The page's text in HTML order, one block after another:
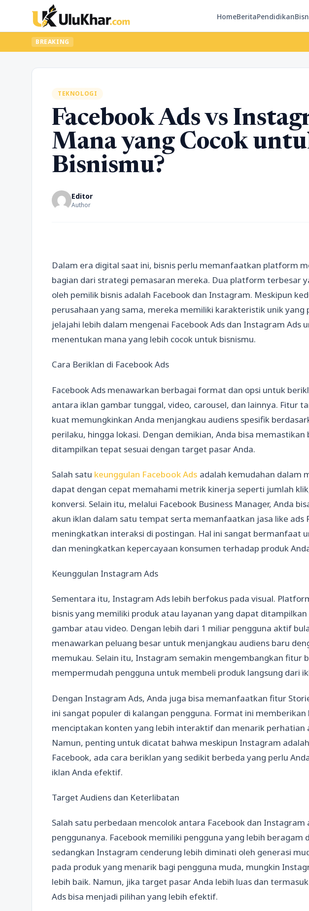
HomeBeritaPendidikan
BREAKING
TEKNOLOGI
Facebook Ads vs
Mana yang Cocok
Bisnismu?
Editor
Author
Dalam era digital saat ini, bisnis perlu memanfaatkan platform
bagian dari strategi pemasaran mereka. Dua platform terbesar
oleh pemilik bisnis adalah Facebook dan Instagram. Meskipun
perusahaan yang sama, mereka memiliki karakteristik unik yang
jelajahi lebih dalam mengenai Facebook Ads dan Instagram Ads
menentukan mana yang lebih cocok untuk bisnismu.
Cara Beriklan di Facebook Ads
Facebook Ads menawarkan berbagai format dan opsi untuk
antara iklan gambar tunggal, video, carousel, dan lainnya. Fitur
kuat memungkinkan Anda menjangkau audiens spesifik
perilaku, hingga lokasi. Dengan demikian, Anda bisa memastikan
ditampilkan tepat sesuai dengan target pasar Anda.
Salah satu keunggulan Facebook Ads adalah kemudahan dalam
dapat dengan cepat memahami metrik kinerja seperti jumlah
konversi. Selain itu, melalui Facebook Business Manager, Anda
akun iklan dalam satu tempat serta memanfaatkan jasa like ads
meningkatkan interaksi di postingan. Hal ini sangat bermanfaat
dan meningkatkan kepercayaan konsumen terhadap produk
Keunggulan Instagram Ads
Sementara itu, Instagram Ads lebih berfokus pada visual.
bisnis yang memiliki produk atau layanan yang dapat
gambar atau video. Dengan lebih dari 1 miliar pengguna aktif
menawarkan peluang besar untuk menjangkau audiens baru
memukau. Selain itu, Instagram semakin mengembangkan fitur
mempermudah pengguna untuk membeli produk langsung dari
Dengan Instagram Ads, Anda juga bisa memanfaatkan fitur
ini sangat populer di kalangan pengguna. Format ini
menciptakan konten yang lebih interaktif dan menarik perhatian
Namun, penting untuk dicatat bahwa meskipun Instagram
Facebook, ada cara beriklan yang sedikit berbeda yang perlu
iklan Anda efektif.
Target Audiens dan Keterlibatan
Salah satu perbedaan mencolok antara Facebook dan
penggunanya. Facebook memiliki pengguna yang lebih beragam
sedangkan Instagram cenderung lebih diminati oleh generasi
pada produk yang menarik bagi pengguna muda, mungkin
lebih baik. Namun, jika target pasar Anda lebih luas dan
Ads bisa menjadi pilihan yang lebih efektif.